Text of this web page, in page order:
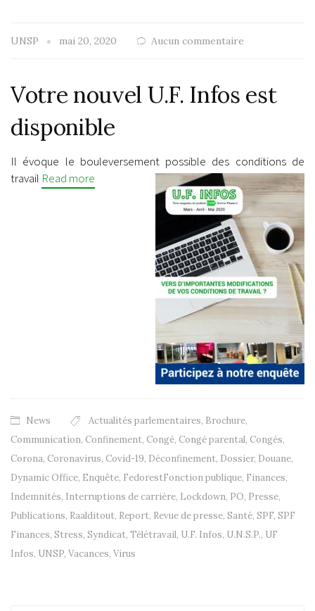
UNSP mai 20, 2020 Aucun commentaire
Votre nouvel U.F. Infos est
disponible
Il évoque le bouleversement possible des conditions de
travail Read more
News Actualités parlementaires, Brochure,
Communication, Confinement, Congé, Congé parental, Congés,
Corona, Coronavirus, Covid-19, Déconfinement, Dossier, Douane,
Dynamic Office, Enquête, FedorestFonction publique, Finances,
Indemnités, Interruptions de carrière, Lockdown, PO, Presse,
Publications, Raalditout, Report, Revue de presse, Santé, SPF, SPF
Finances, Stress, Syndicat, Télétravail, U.F. Infos, U.N.S.P., UF
Infos, UNSP, Vacances, Virus